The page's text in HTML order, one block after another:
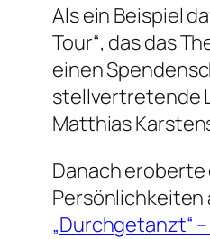
Als ein Beispiel
Tour“, das das
einen
stellvertretende
Matthias
Danach
Persönlichkeiten
„Durchgetanzt“